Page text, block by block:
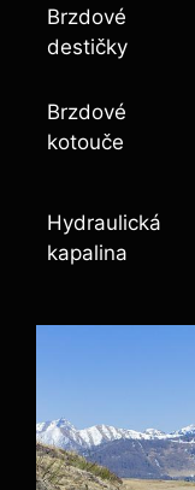
Brzdové
destičky
Brzdové
kotouče
Hydraulická
kapalina